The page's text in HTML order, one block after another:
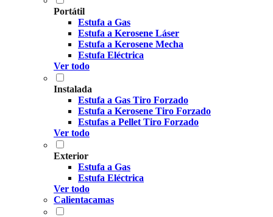
Portátil
Estufa a Gas
Estufa a Kerosene Láser
Estufa a Kerosene Mecha
Estufa Eléctrica
Ver todo
Instalada
Estufa a Gas Tiro Forzado
Estufa a Kerosene Tiro Forzado
Estufas a Pellet Tiro Forzado
Ver todo
Exterior
Estufa a Gas
Estufa Eléctrica
Ver todo
Calientacamas